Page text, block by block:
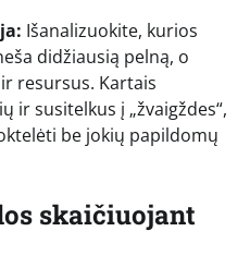
Išanalizuokite, kurios
didžiausią pelną, o
resursus. Kartais
ir susitelkus į „žvaigždes“,
be jokių papildomų
skaičiuojant